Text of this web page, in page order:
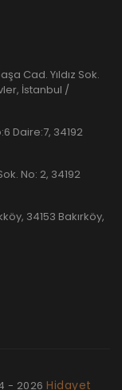
Cad. Yıldız Sok.
İstanbul /
Daire:7, 34192
No: 2, 34192
34153 Bakırköy,
- 2026Hidayet